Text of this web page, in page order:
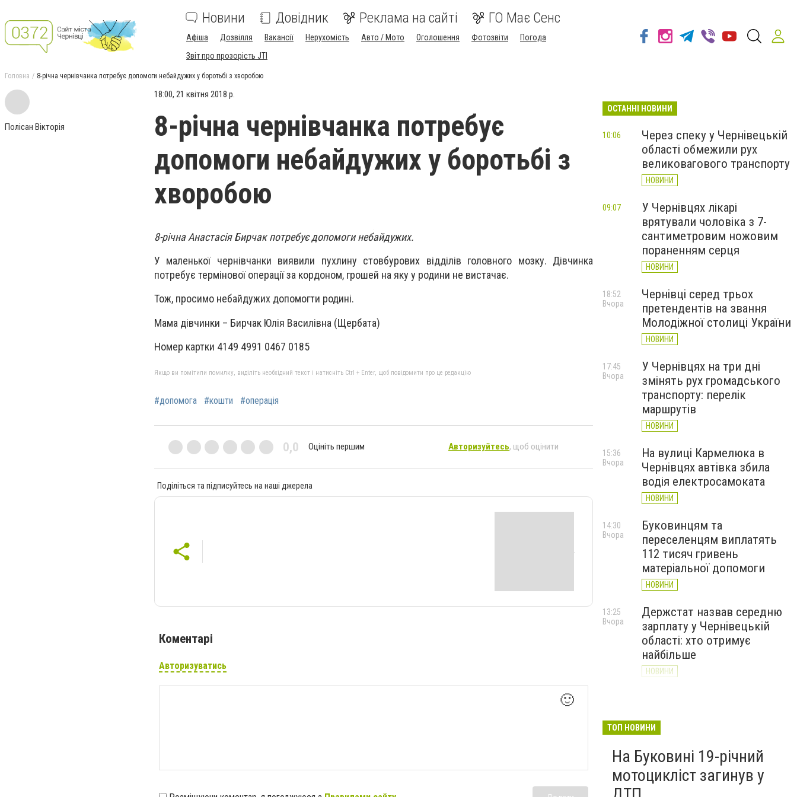
Новини Довідник Реклама на сайті ГО Має Сенс
Афіша Дозвілля Вакансії Нерухомість Авто / Мото Оголошення Фотозвіти
Погода
Звіт про прозорість JTI
Головна 8-річна чернівчанка потребує допомоги небайдужих у боротьбі з хворобою
Полісан Вікторія
18:00, 21 квітня 2018 р.
8-річна чернівчанка потребує
допомоги небайдужих у боротьбі з
хворобою
8-річна Анастасія Бирчак потребує допомоги небайдужих.
У маленької чернівчанки виявили пухлину стовбурових відділів головного мозку. Дівчинка
потребує термінової операції за кордоном, грошей на яку у родини не вистачає.
Тож, просимо небайдужих допомогти родині.
Мама дівчинки – Бирчак Юлія Василівна (Щербата)
Номер картки 4149 4991 0467 0185
Якщо ви помітили помилку, виділіть необхідний текст і натисніть Ctrl + Enter, щоб повідомити про це редакцію
#допомога #кошти #операція
0,0 Оцініть першим Авторизуйтесь, щоб оцінити
Поділіться та підписуйтесь на наші джерела
Коментарі
Авторизуватись
🙂
ОСТАННІ НОВИНИ
Через спеку у Чернівецькій
області обмежили рух
великовагового транспорту
НОВИНИ
10:06
У Чернівцях лікарі
врятували чоловіка з 7-
сантиметровим ножовим
пораненням серця
НОВИНИ
09:07
Чернівці серед трьох
претендентів на звання
Молодіжної столиці України
НОВИНИ
18:52
Вчора
У Чернівцях на три дні
змінять рух громадського
транспорту: перелік
маршрутів
НОВИНИ
17:45
Вчора
На вулиці Кармелюка в
Чернівцях автівка збила
водія електросамоката
НОВИНИ
15:36
Вчора
Буковинцям та
переселенцям виплатять
112 тисяч гривень
матеріальної допомоги
НОВИНИ
14:30
Вчора
Держстат назвав середню
зарплату у Чернівецькій
області: хто отримує
найбільше
НОВИНИ
13:25
Вчора
на виробництво манікюрних
НОВИНИ
ТОП НОВИНИ
На Буковині 19-річний
мотоцикліст загинув у